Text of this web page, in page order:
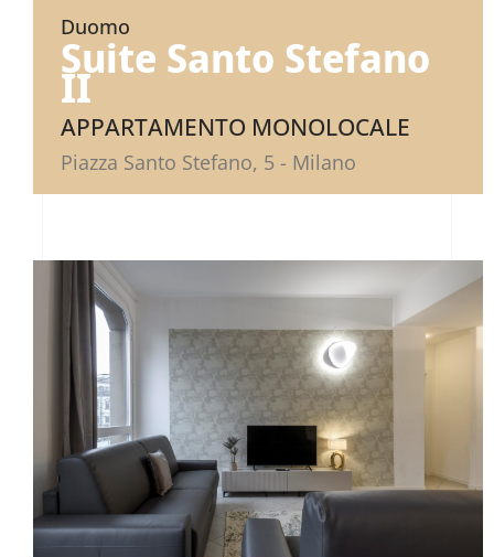
Duomo
Suite Santo Stefano
II
APPARTAMENTO MONOLOCALE
Piazza Santo Stefano, 5 - Milano